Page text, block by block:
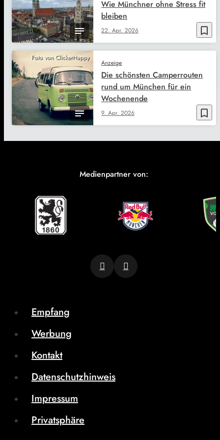
bookmark_border
22. Apr. 2026
Wie Münchner ohne Stress fit
bleiben
Foto von ClickerHappy
bookmark_border
Anzeige
9. Apr. 2026
Die schönsten Camperrouten
rund um München für ein
Wochenende
Medienpartner von:
Empfang
Werbung
Kontakt
Datenschutzhinweis
Impressum
Privatsphäre